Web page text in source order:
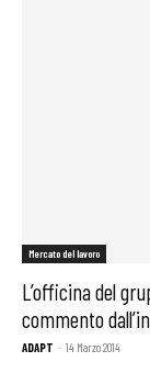
Mercato del lavoro
L’officina del
commento
ADAPT - 14 Marzo 2014